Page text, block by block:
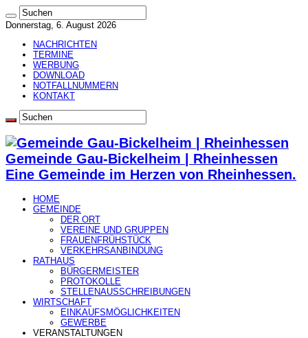
Donnerstag, 6. August 2026
NACHRICHTEN
TERMINE
WERBUNG
DOWNLOAD
NOTFALLNUMMERN
KONTAKT
Gemeinde Gau-Bickelheim | Rheinhessen
Eine Gemeinde im Herzen von Rheinhessen.
HOME
GEMEINDE
DER ORT
VEREINE UND GRUPPEN
FRAUENFRÜHSTÜCK
VERKEHRSANBINDUNG
RATHAUS
BÜRGERMEISTER
PROTOKOLLE
STELLENAUSSCHREIBUNGEN
WIRTSCHAFT
EINKAUFSMÖGLICHKEITEN
GEWERBE
VERANSTALTUNGEN